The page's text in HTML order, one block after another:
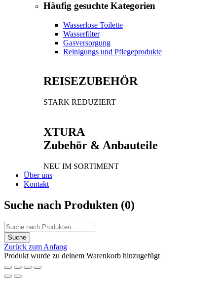
Häufig gesuchte Kategorien
Wasserlose Toilette
Wasserfilter
Gasversorgung
Reinigungs und Pflegeprodukte
REISEZUBEHÖR
STARK REDUZIERT
XTURA
Zubehör & Anbauteile
NEU IM SORTIMENT
Über uns
Kontakt
Suche nach Produkten (0)
Zurück zum Anfang
Produkt wurde zu deinem Warenkorb hinzugefügt